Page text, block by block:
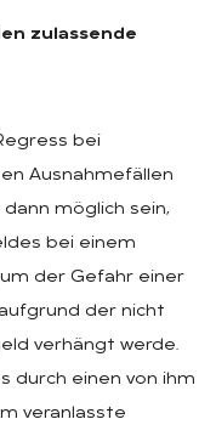
zulassende
bei
Ausnahmefällen
möglich sein,
bei einem
der Gefahr einer
der nicht
verhängt werde.
durch einen von ihm
veranlasste